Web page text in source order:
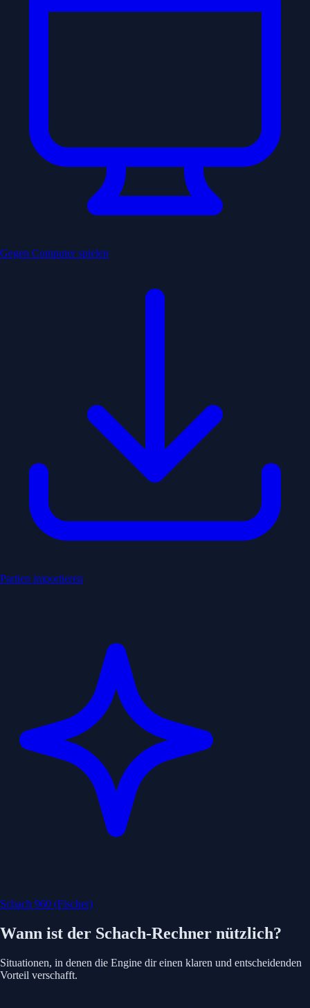
Gegen Computer spielen
Partien importieren
Schach 960 (Fischer)
Wann ist der Schach-Rechner nützlich?
Situationen, in denen die Engine dir einen klaren und entscheidenden
Vorteil verschafft.